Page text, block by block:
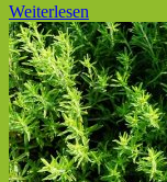
Weiterlesen